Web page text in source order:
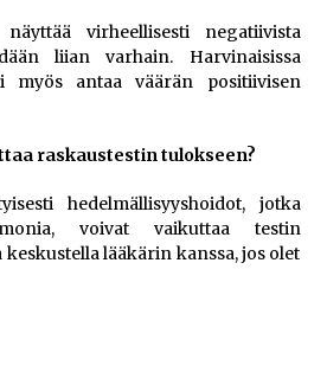
virheellisesti negatiivista
liian varhain. Harvinaisissa
myös antaa väärän positiivisen
raskaustestin tulokseen?
hedelmällisyyshoidot, jotka
voivat vaikuttaa testin
keskustella lääkärin kanssa, jos olet